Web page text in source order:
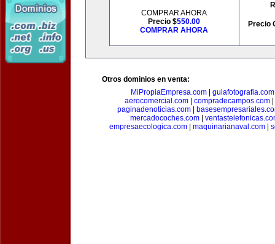
COMPRAR AHORA
Precio $550.00
COMPRAR AHORA
Precio
Otros dominios en venta:
MiPropiaEmpresa.com
guiafotografia.com
aerocomercial.com| compradecampos.com|
paginadenoticias.com|
mercadocoches.com|
empresaecologica.com| maquinarianaval.com|